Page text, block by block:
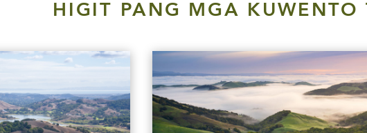
HIGIT PANG MGA KUWENTO